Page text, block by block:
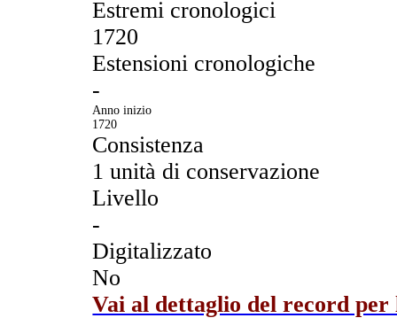
Estremi cronologici
1720
Estensioni cronologiche
-
Anno inizio
1720
Consistenza
1 unità di conservazione
Livello
-
Digitalizzato
No
Vai al dettaglio del record per